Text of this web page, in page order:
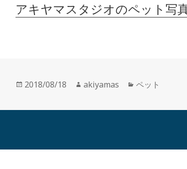
アキヤマスタジオのペット写
投
日:
2018/08/18
作
者
akiyamas
カ
ゴ
ペット